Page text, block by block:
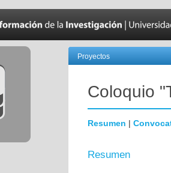
Proyectos
Coloquio
Resumen |
Resumen